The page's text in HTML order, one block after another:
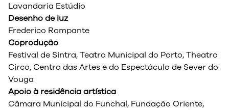
Lavandaria Estúdio
Desenho de luz
Frederico Rompante
Coprodução
Festival de Sintra, Teatro Municipal do Porto, Theatro
Circo, Centro das Artes e do Espectáculo de Sever do
Vouga
Apoio à residência artística
Câmara Municipal do Funchal, Fundação Oriente,